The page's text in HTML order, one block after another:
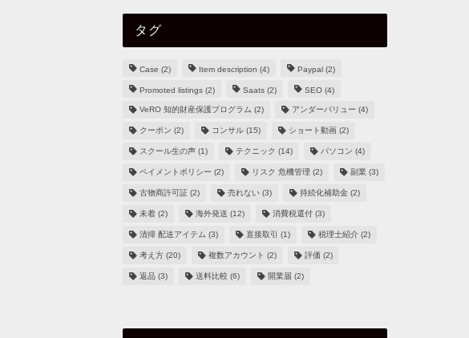
タグ
Case (2) Item description (4) Paypal(2)
Promoted listings(2) Saats(2) SEO(4)
VeRO 知的財産保護プログラム (2) アンダーバリュー (4)
クーポン (2) コンサル(15) ショート動画(2)
スクール生の声(1) テクニック (14) パソコン (4)
ペイメントポリシー (2) リスク 危機管理 (2) 副業 (3)
古物商許可証(2) 売れない(3) 持続化補助金(2)
未着(2) 海外発送 (12) 消費税還付(3)
清掃 配送アイテム (3) 直接取引 (1) 税理士紹介(2)
考え方(20) 複数アカウント (2) 評価 (2)
返品(3) 送料比較 (6) 開業届 (2)